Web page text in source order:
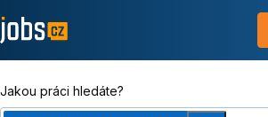
Jakou práci hledáte?